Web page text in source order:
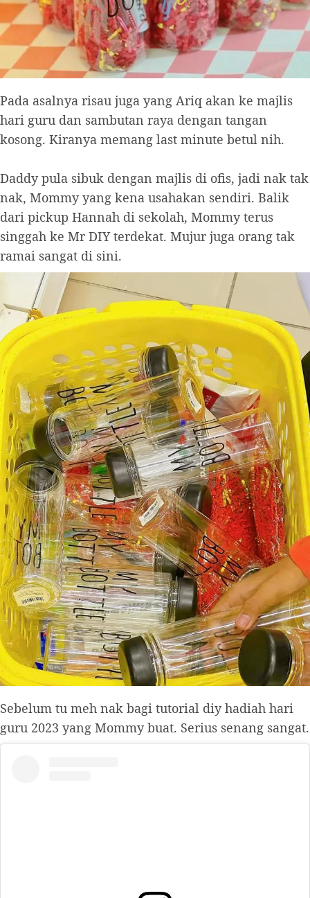
Pada asalnya risau juga yang Ariq akan ke majlis
hari guru dan sambutan raya dengan tangan
kosong. Kiranya memang last minute betul nih.
Daddy pula sibuk dengan majlis di ofis, jadi nak tak
nak, Mommy yang kena usahakan sendiri. Balik
dari pickup Hannah di sekolah, Mommy terus
singgah ke Mr DIY terdekat. Mujur juga orang tak
ramai sangat di sini.
Sebelum tu meh nak bagi tutorial diy hadiah hari
guru 2023 yang Mommy buat. Serius senang sangat.